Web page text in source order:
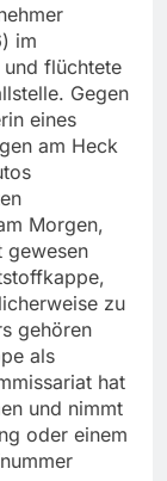
im
flüchtete
Gegen
eines
am Heck
Morgen,
gewesen
zu
gehören
als
hat
und nimmt
oder einem